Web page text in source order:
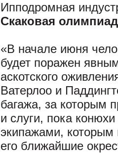
Ипподромная
Скаковая
«В начале июня
будет поражен
аскотского
Ватерлоо и
багажа, за которым
и слуги, пока
экипажами, которым
его ближайшие